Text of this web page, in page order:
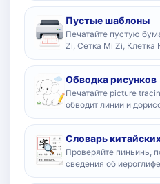
Пустые шаблоны
Печатайте пустую
Zi, Сетка Mi Zi, Клетка
Обводка рисунков
Печатайте picture
обводит линии и
Словарь
Проверяйте пиньинь,
сведения об